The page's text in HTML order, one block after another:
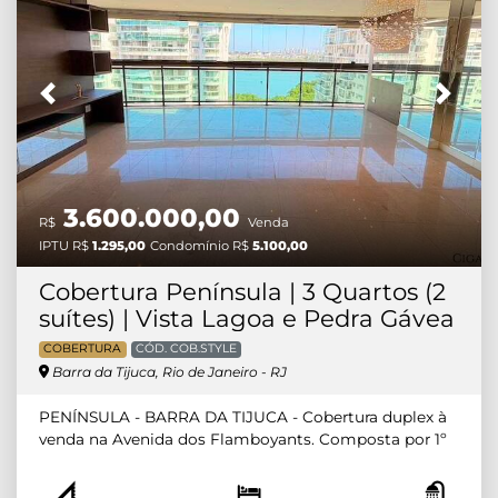
sofrer alterações e devem ser confirmados junto ao
anunciante. CJ: 7293 - CÓD: 414D Apartamento à
venda na Rua Jacarandás da Península, 1000,
Condomínio Via Privilege, Barra da Tijuca com 4
quartos sendo 4 suítes.
Cobertura Península | 3 Quartos (2
suítes) | Vista Lagoa e Pedra Gávea
COBERTURA CÓD. COB.STYLE
Barra da Tijuca, Rio de Janeiro - RJ
Previous Next
R$ 3.600.000,00Venda
IPTU R$ 1.295,00 Condomínio R$ 5.100,00
PENÍNSULA - BARRA DA TIJUCA - Cobertura duplex à
venda na Avenida dos Flamboyants. Composta por 1º
transformados em 2 quartos (sendo 1 suíte), 3º quarto